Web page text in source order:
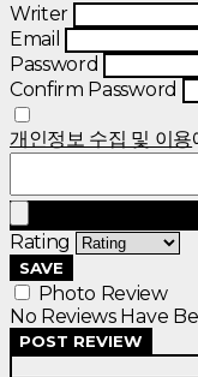
Writer
Email
Password
Confirm Password
개인정보 수집 및 이용
Rating
SAVE
Photo Review
No Reviews Have
POST REVIEW